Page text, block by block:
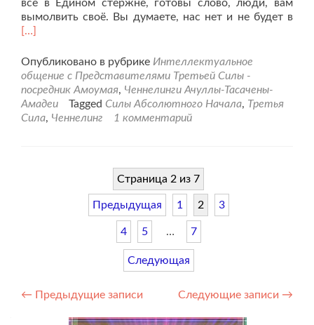
все в Едином стержне, готовы слово, люди, вам
вымолвить своё. Вы думаете, нас нет и не будет в
[…]
Опубликовано в рубрике Интеллектуальное
общение с Представителями Третьей Силы -
посредник Амоумая, Ченнелинги Ачуллы-Тасачены-
Амадеи
Tagged Силы Абсолютного Начала, Третья
Сила, Ченнелинг 1 комментарий
Страница 2 из 7
Предыдущая 1 2 3
4 5 … 7
Следующая
Навигация
← Предыдущие записи Следующие записи →